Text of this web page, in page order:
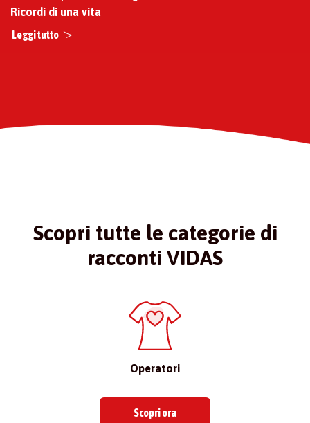
Ricordi di una vita
Leggi tutto
Scopri tutte le categorie di
racconti VIDAS
Operatori
Scopri ora